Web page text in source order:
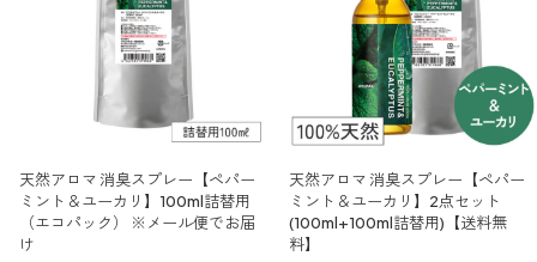
天然アロマ 消臭スプレー【ペパー
ミント＆ユーカリ】100ml詰替用
（エコパック） ※メール便でお届
け
天然アロマ 消臭スプレー【ペパー
ミント＆ユーカリ】2点セット
(100ml+100ml詰替用)【送料無
料】